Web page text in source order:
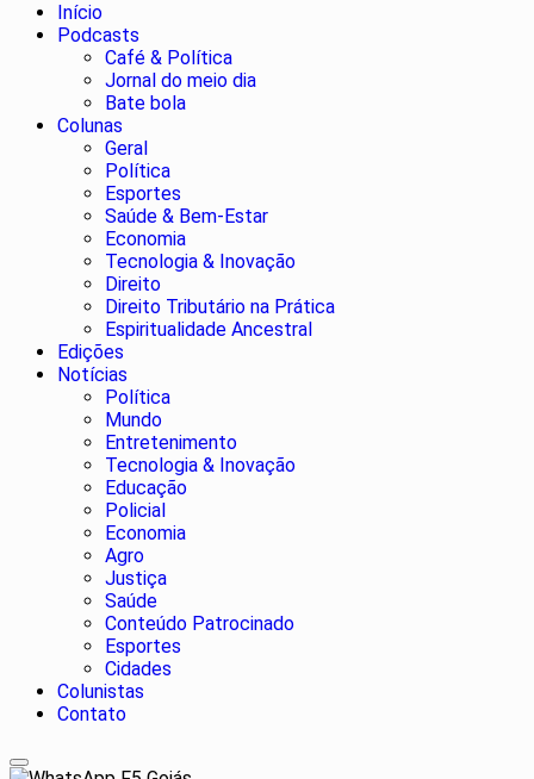
Início
Podcasts
Café & Política
Jornal do meio dia
Bate bola
Colunas
Geral
Política
Esportes
Saúde & Bem-Estar
Economia
Tecnologia & Inovação
Direito
Direito Tributário na Prática
Espiritualidade Ancestral
Edições
Notícias
Política
Mundo
Entretenimento
Tecnologia & Inovação
Educação
Policial
Economia
Agro
Justiça
Saúde
Conteúdo Patrocinado
Esportes
Cidades
Colunistas
Contato